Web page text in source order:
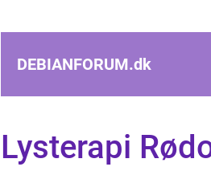
DEBIANFORUM.dk
Lysterapi